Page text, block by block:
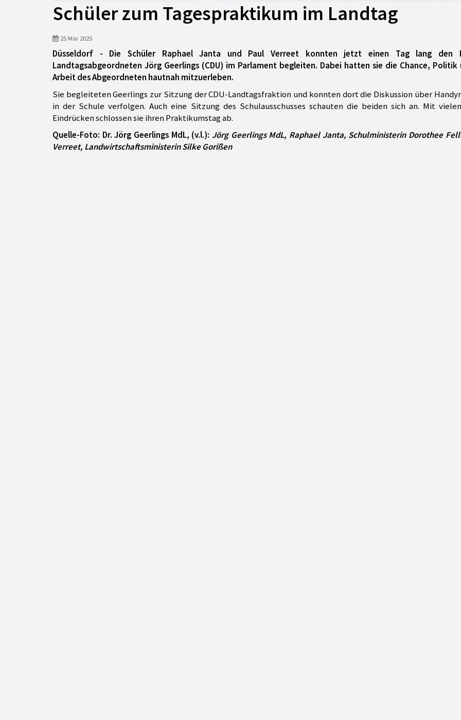
Schüler zum Tagespraktikum im Landtag
25 Mär 2025
Düsseldorf - Die Schüler Raphael Janta und Paul Verreet konnten jetzt einen Tag lang den
Landtagsabgeordneten Jörg Geerlings (CDU) im Parlament begleiten. Dabei hatten sie die Chance, Politik
Arbeit des Abgeordneten hautnah mitzuerleben.
Sie begleiteten Geerlings zur Sitzung der CDU-Landtagsfraktion und konnten dort die Diskussion über
in der Schule verfolgen. Auch eine Sitzung des Schulausschusses schauten die beiden sich an. Mit
Eindrücken schlossen sie ihren Praktikumstag ab.
Quelle-Foto: Dr. Jörg Geerlings MdL, (v.l.): Jörg Geerlings MdL, Raphael Janta, Schulministerin Dorothee
Verreet, Landwirtschaftsministerin Silke Gorißen